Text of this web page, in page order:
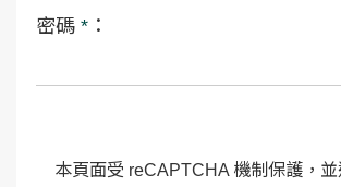
密碼 * ：
本頁面受 reCAPTCHA 機制保護，